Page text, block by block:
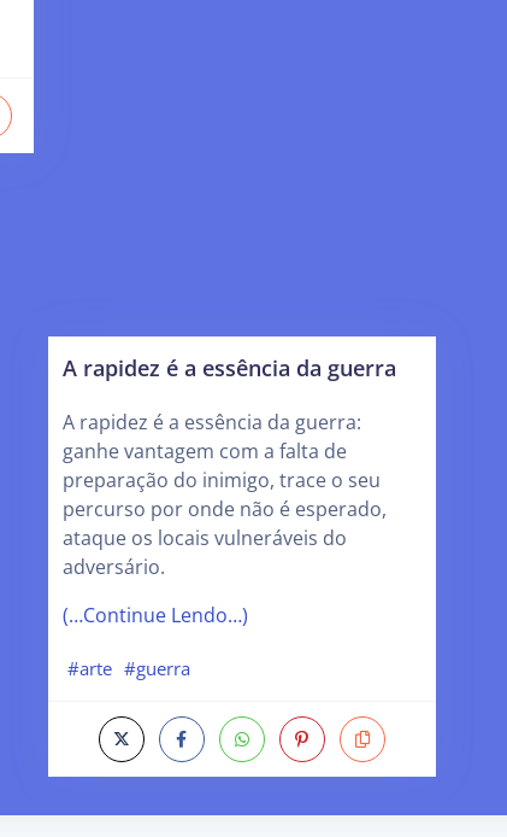
A rapidez é a essência da guerra
A rapidez é a essência da guerra:
ganhe vantagem com a falta de
preparação do inimigo, trace o seu
percurso por onde não é esperado,
ataque os locais vulneráveis do
adversário.
(…Continue Lendo…)
#arte #guerra